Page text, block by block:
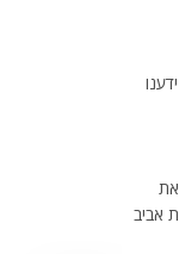
אביב